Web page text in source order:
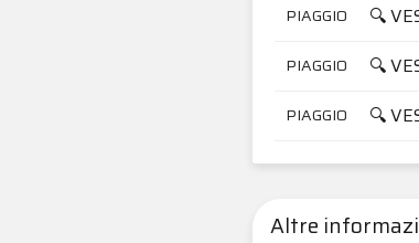
PIAGGIO 🔍
PIAGGIO 🔍
PIAGGIO 🔍
Altre